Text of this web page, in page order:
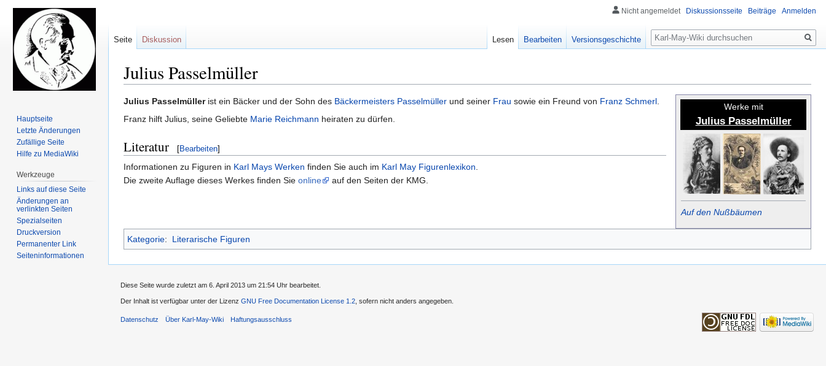
Julius Passelmüller
Zur
Navigation
Zur
Suche
Werke mit
Julius Passelmüller
Auf den Nußbäumen
Julius Passelmüllerist ein Bäcker und der Sohn des Bäckermeisters Passelmüller und seiner Frau sowie ein Freund von Franz Schmerl.
Franz hilft Julius, seine Geliebte Marie Reichmann heiraten zu dürfen.
Literatur [Bearbeiten]
Informationen zu Figuren in Karl Mays Werken finden Sie auch im Karl May Figurenlexikon.
Die zweite Auflage dieses Werkes finden Sie online auf den Seiten der KMG.
Kategorie: Literarische Figuren
Nicht angemeldet Diskussionsseite Beiträge Anmelden
Seite Diskussion Lesen Bearbeiten Versionsgeschichte
Suche
Hauptseite
Letzte Änderungen
Zufällige Seite
Hilfe zu MediaWiki
Werkzeuge
Links auf diese Seite
Änderungen an
verlinkten Seiten
Spezialseiten
Druckversion
Permanenter Link
Seiten­informationen
Diese Seite wurde zuletzt am 6. April 2013 um 21:54 Uhr bearbeitet.
Der Inhalt ist verfügbar unter der Lizenz GNU Free Documentation License 1.2 , sofern nicht anders angegeben.
Datenschutz Über Karl-May-Wiki Haftungsausschluss